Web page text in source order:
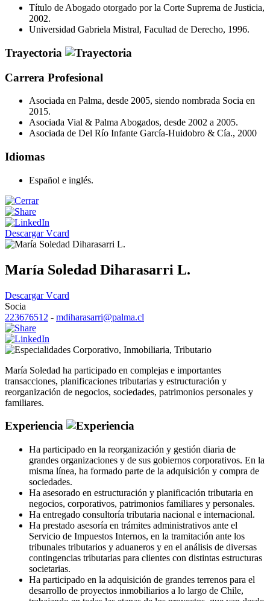
Título de Abogado otorgado por la Corte Suprema de Justicia,
2002.
Universidad Gabriela Mistral, Facultad de Derecho, 1996.
Trayectoria
Carrera Profesional
Asociada en Palma, desde 2005, siendo nombrada Socia en
2015.
Asociada Vial & Palma Abogados, desde 2002 a 2005.
Asociada de Del Río Infante García-Huidobro & Cía., 2000
Idiomas
Español e inglés.
Descargar Vcard
María Soledad Diharasarri L.
Descargar Vcard
Socia
223676512 - mdiharasarri@palma.cl
Corporativo, Inmobiliaria, Tributario
María Soledad ha participado en complejas e importantes
transacciones, planificaciones tributarias y estructuración y
reorganización de negocios, sociedades, patrimonios personales y
familiares.
Experiencia
Ha participado en la reorganización y gestión diaria de
grandes organizaciones y de sus gobiernos corporativos. En la
misma línea, ha formado parte de la adquisición y compra de
sociedades.
Ha asesorado en estructuración y planificación tributaria en
negocios, corporativos, patrimonios familiares y personales.
Ha entregado consultoría tributaria nacional e internacional.
Ha prestado asesoría en trámites administrativos ante el
Servicio de Impuestos Internos, en la tramitación ante los
tribunales tributarios y aduaneros y en el análisis de diversas
contingencias tributarias para clientes con distintas estructuras
societarias.
Ha participado en la adquisición de grandes terrenos para el
desarrollo de proyectos inmobiliarios a lo largo de Chile,